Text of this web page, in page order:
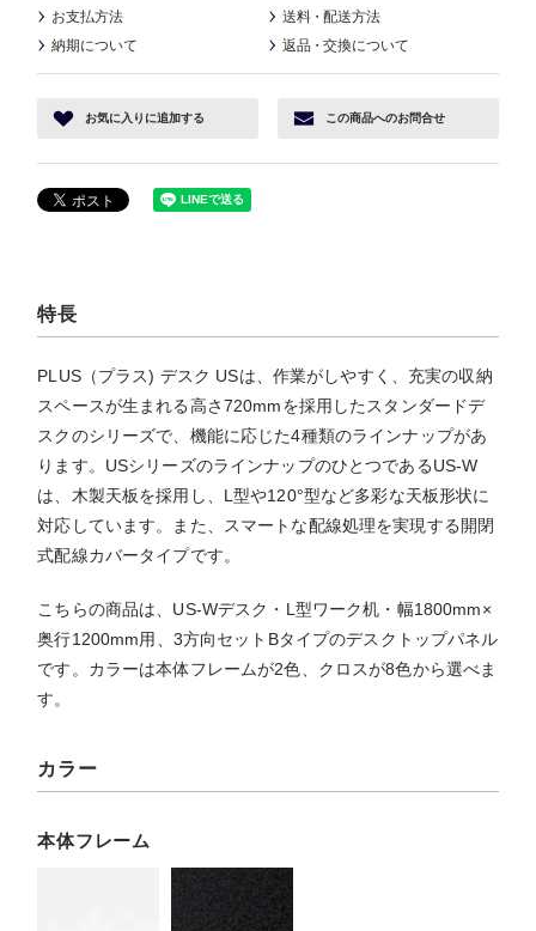
お支払方法 送料・配送方法
納期について
返品・交換について
お気に入り に追加する この商品へのお問合せ
特長
PLUS（プラス) デスク USは、作業がしやすく、充実の収納
スペースが生まれる高さ720mmを採用したスタンダードデ
スクのシリーズで、機能に応じた4種類のラインナップがあ
ります。USシリーズのラインナップのひとつであるUS-W
は、木製天板を採用し、L型や120°型など多彩な天板形状に
対応しています。また、スマートな配線処理を実現する開閉
式配線カバータイプです。
こちらの商品は、US-Wデスク・L型ワーク机・幅1800mm×
奥行1200mm用、3方向セットBタイプのデスクトップパネル
です。カラーは本体フレームが2色、クロスが8色から選べま
す。
カラー
本体フレーム